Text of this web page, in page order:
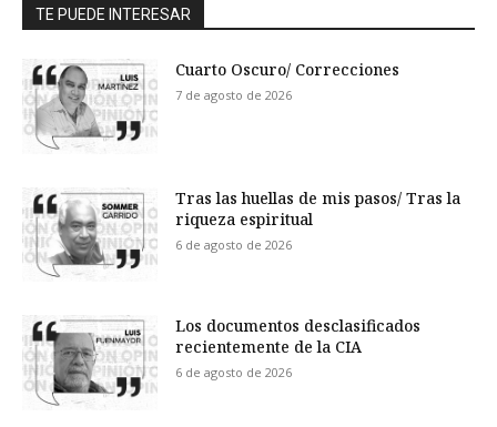
TE PUEDE INTERESAR
Cuarto Oscuro/ Correcciones
7 de agosto de 2026
Tras las huellas de mis pasos/ Tras la
riqueza espiritual
6 de agosto de 2026
Los documentos desclasificados
recientemente de la CIA
6 de agosto de 2026